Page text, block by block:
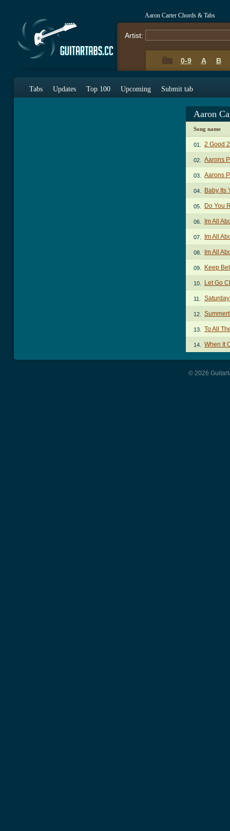
Aaron Carter Chords & Tabs
Artist:
0-9 A B
Tabs Updates Top 100 Upcoming Submit tab
Aaron
Song name
01. 2 Good
02. Aarons
03. Aarons
04. Baby Its
05. Do You
06. Im All
07. Im All
08. Im All
09. Keep
10. Let Go
11.
12.
13. To All
14. When It
© 2026